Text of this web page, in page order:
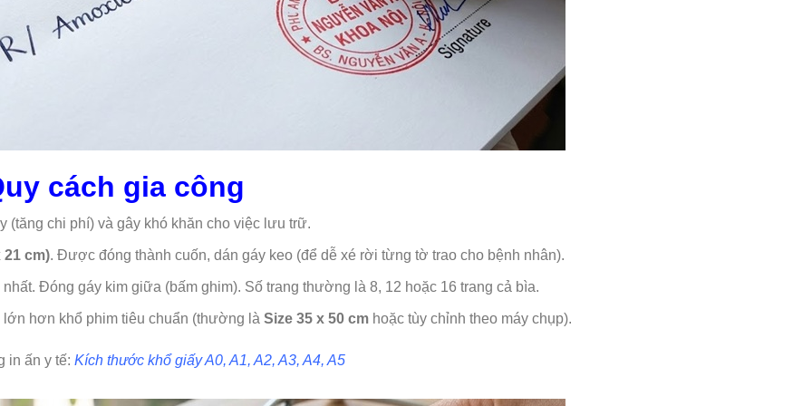
cách gia công
chi phí) và gây khó khăn cho việc lưu trữ.
21 cm). Được đóng thành cuốn, dán gáy keo (để dễ xé rời từng tờ trao cho bệnh nhân).
Đóng gáy kim giữa (bấm ghim). Số trang thường là 8, 12 hoặc 16 trang cả bìa.
hơn khổ phim tiêu chuẩn (thường là Size 35 x 50 cm hoặc tùy chỉnh theo máy chụp).
in ấn y tế: Kích thước khổ giấy A0, A1, A2, A3, A4, A5